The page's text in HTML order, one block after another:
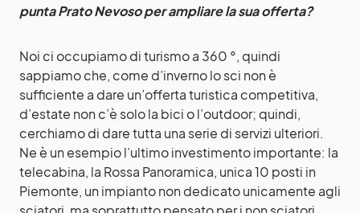
punta Prato Nevoso per ampliare la sua offerta?
Noi ci occupiamo di turismo a 360 °, quindi
sappiamo che, come d’inverno lo sci non è
sufficiente a dare un’offerta turistica competitiva,
d’estate non c’è solo la bici o l’outdoor; quindi,
cerchiamo di dare tutta una serie di servizi ulteriori.
Ne è un esempio l’ultimo investimento importante: la
telecabina, la Rossa Panoramica, unica 10 posti in
Piemonte, un impianto non dedicato unicamente agli